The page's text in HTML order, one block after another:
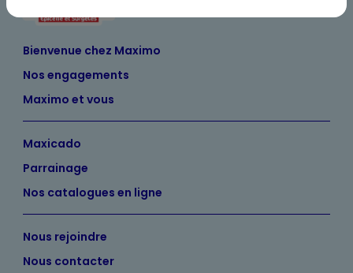
Bienvenue chez Maximo
Nos engagements
Maximo et vous
Maxicado
Parrainage
Nos catalogues en ligne
Nous rejoindre
Nous contacter